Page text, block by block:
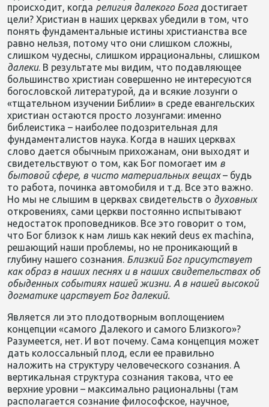
происходит, когда религия далекого Богадостигает
цели? Христиан в наших церквах убедили в том, что
понять фундаментальные истины христианства все
равно нельзя, потому что они слишком сложны,
слишком чудесны, слишком иррациональны, слишком
далеки. В результате мы видим, что подавляющее
большинство христиан совершенно не интересуются
богословской литературой, да и всякие лозунги о
«тщательном изучении Библии» в среде евангельских
христиан остаются просто лозунгами: именно
библеистика – наиболее подозрительная для
фундаменталистов наука. Когда в наших церквах
слово дается обычным прихожанам, они выходят и
свидетельствуют о том, как Бог помогает им в
бытовой сфере, в чисто материальных вещах– будь
то работа, починка автомобиля и т.д. Все это важно.
Но мы не слышим в церквах свидетельств о духовных
откровениях, сами церкви постоянно испытывают
недостаток проповедников. Все это говорит о том,
что Бог близок к нам лишь как некий deus ex machina,
решающий наши проблемы, но не проникающий в
глубину нашего сознания. Близкий Бог присутствует
как образ в наших песнях и в наших свидетельствах об
обыденных событиях нашей жизни. А в нашей высокой
догматике царствует Бог далекий.
Является ли это плодотворным воплощением
концепции «самого Далекого и самого Близкого»?
Разумеется, нет. И вот почему. Сама концепция может
дать колоссальный плод, если ее правильно
наложить на структуру человеческого сознания. А
вертикальная структура сознания такова, что ее
верхние уровни – максимально рациональны (там
располагается сознание философское, научное,